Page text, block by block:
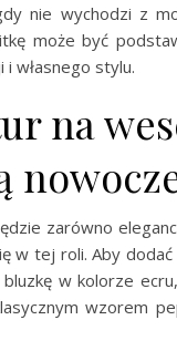
nie wychodzi z
może być
własnego stylu.
na
zarówno
w tej roli. Aby
w kolorze
wzorem